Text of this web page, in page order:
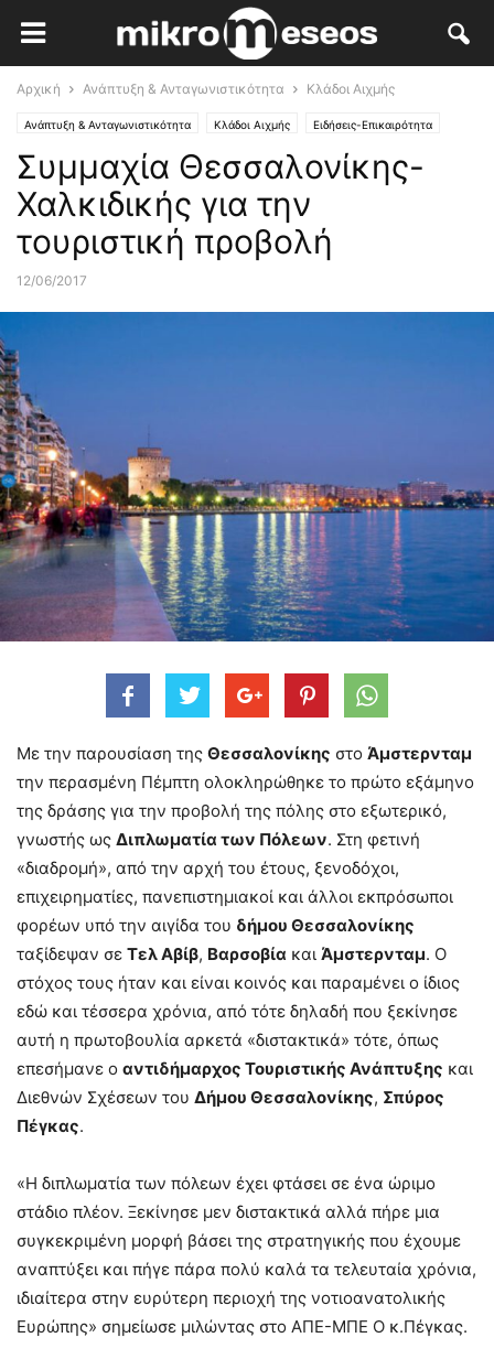
Αρχική Ανάπτυξη & Ανταγωνιστικότητα Κλάδοι Αιχμής
Ανάπτυξη & Ανταγωνιστικότητα Κλάδοι Αιχμής Ειδήσεις-Επικαιρότητα
Συμμαχία Θεσσαλονίκης-
Χαλκιδικής για την
τουριστική προβολή
12/06/2017
Με την παρουσίαση της Θεσσαλονίκης στο Άμστερνταμ
την περασμένη Πέμπτη ολοκληρώθηκε το πρώτο εξάμηνο
της δράσης για την προβολή της πόλης στο εξωτερικό,
γνωστής ως Διπλωματία των Πόλεων. Στη φετινή
«διαδρομή», από την αρχή του έτους, ξενοδόχοι,
επιχειρηματίες, πανεπιστημιακοί και άλλοι εκπρόσωποι
φορέων υπό την αιγίδα του δήμου Θεσσαλονίκης
ταξίδεψαν σε Τελ Αβίβ, Βαρσοβία και Άμστερνταμ. Ο
στόχος τους ήταν και είναι κοινός και παραμένει ο ίδιος
εδώ και τέσσερα χρόνια, από τότε δηλαδή που ξεκίνησε
αυτή η πρωτοβουλία αρκετά «διστακτικά» τότε, όπως
επεσήμανε ο αντιδήμαρχος Τουριστικής Ανάπτυξης και
Διεθνών Σχέσεων του Δήμου Θεσσαλονίκης, Σπύρος
Πέγκας.
«Η διπλωματία των πόλεων έχει φτάσει σε ένα ώριμο
στάδιο πλέον. Ξεκίνησε μεν διστακτικά αλλά πήρε μια
συγκεκριμένη μορφή βάσει της στρατηγικής που έχουμε
αναπτύξει και πήγε πάρα πολύ καλά τα τελευταία χρόνια,
ιδιαίτερα στην ευρύτερη περιοχή της νοτιοανατολικής
Ευρώπης» σημείωσε μιλώντας στο ΑΠΕ-ΜΠΕ Ο κ.Πέγκας.